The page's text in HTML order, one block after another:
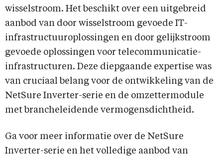
wisselstroom. Het beschikt over een uitgebreid
aanbod van door wisselstroom gevoede IT-
infrastructuuroplossingen en door gelijkstroom
gevoede oplossingen voor telecommunicatie-
infrastructuren. Deze diepgaande expertise was
van cruciaal belang voor de ontwikkeling van de
NetSure Inverter-serie en de omzettermodule
met brancheleidende vermogensdichtheid.
Ga voor meer informatie over de NetSure
Inverter-serie en het volledige aanbod van